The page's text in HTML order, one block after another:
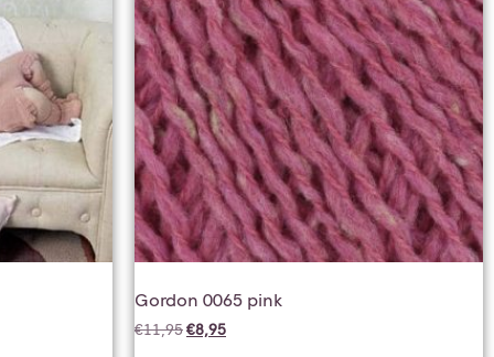
Gordon 0065 pink
€11,95€8,95